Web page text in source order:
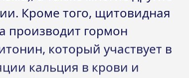
Кроме того, щитовидная
производит гормон
который участвует в
кальция в крови и